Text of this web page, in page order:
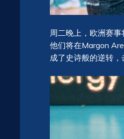
周二晚上，欧洲赛事
他们将在Margon
成了史诗般的逆转